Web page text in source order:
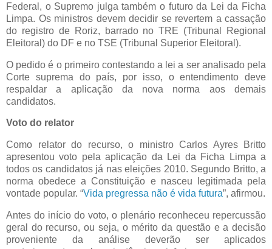
Federal, o Supremo julga também o futuro da Lei da Ficha
Limpa. Os ministros devem decidir se revertem a cassação
do registro de Roriz, barrado no TRE (Tribunal Regional
Eleitoral) do DF e no TSE (Tribunal Superior Eleitoral).
O pedido é o primeiro contestando a lei a ser analisado pela
Corte suprema do país, por isso, o entendimento deve
respaldar a aplicação da nova norma aos demais
candidatos.
Voto do relator
Como relator do recurso, o ministro Carlos Ayres Britto
apresentou voto pela aplicação da Lei da Ficha Limpa a
todos os candidatos já nas eleições 2010. Segundo Britto, a
norma obedece a Constituição e nasceu legitimada pela
vontade popular. “Vida pregressa não é vida futura”, afirmou.
Antes do início do voto, o plenário reconheceu repercussão
geral do recurso, ou seja, o mérito da questão e a decisão
proveniente da análise deverão ser aplicados